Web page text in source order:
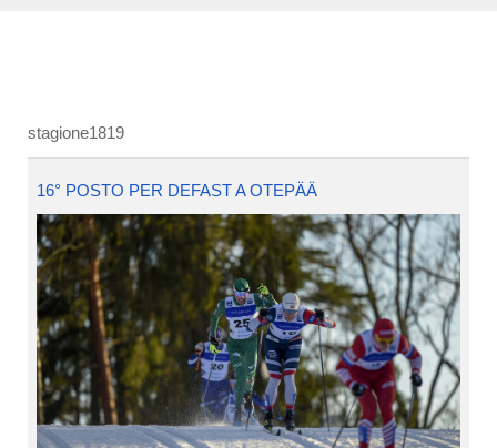
stagione1819
16° POSTO PER DEFAST A OTEPÄÄ